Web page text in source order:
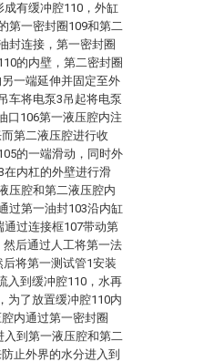
有缓冲腔110，外缸
第一密封圈109和第二
封连接，第一密封圈
的内壁，第二密封圈
一端延伸并固定至外
车将电泵3吊起将电泵
口106第一液压腔内注
第二液压腔进行收
的一端滑动，同时外
在内杠的外壁进行滑
压腔和第二液压腔内
过第一油封103沿内缸
通过连接框107带动第
后通过人工将第一法
将第一测试管1安装
入到缓冲腔110，水再
为了放置缓冲腔110内
内通过第一密封圈
入到第一液压腔和第二
止外界的水分进入到